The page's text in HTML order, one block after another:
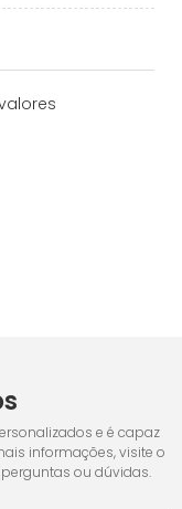
e é capaz
informações, visite o
ou dúvidas.